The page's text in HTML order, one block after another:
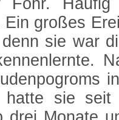
Häufig
Ein großes
sie war
sie